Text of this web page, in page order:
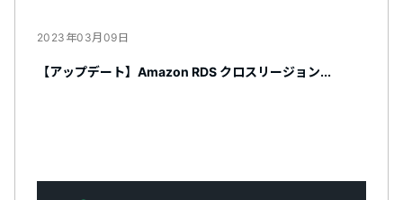
2023年03月09日
【アップデート】Amazon RDS クロスリージョン...